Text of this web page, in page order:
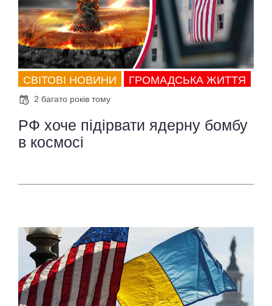
СВІТОВІ НОВИНИ ГРОМАДСЬКА ЖИТТЯ
2 багато років тому
РФ хоче підірвати ядерну бомбу
в космосі